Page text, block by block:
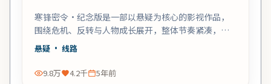
寒锋密令·纪念版是一部以悬疑为核心的影视作品，
围绕危机、反转与人物成长展开，整体节奏紧凑，值
得推荐观看。
悬疑 · 线路
9.8万 4.2千 5年前